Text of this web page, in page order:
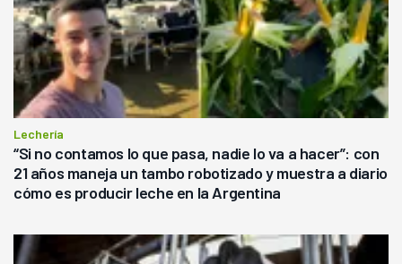
Lechería
“Si no contamos lo que pasa, nadie lo va a hacer”: con
21 años maneja un tambo robotizado y muestra a diario
cómo es producir leche en la Argentina